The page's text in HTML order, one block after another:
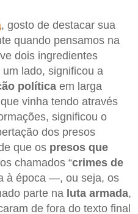
, gosto de destacar sua
quando pensamos na
dois ingredientes
lado, significou a
política em larga
vinha tendo através
significou o
dos presos
que os presos que
chamados “crimes de
à época —, ou seja, os
parte na luta armada,
de fora do texto final